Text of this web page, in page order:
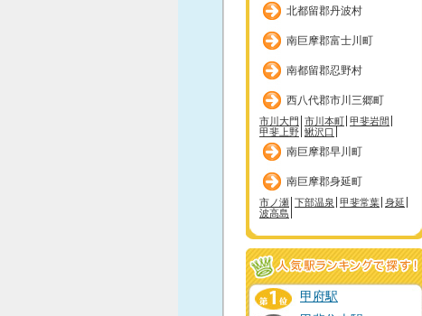
北都留郡丹波村
南巨摩郡富士川町
南都留郡忍野村
西八代郡市川三郷町
市川大門 市川本町 甲斐岩間
甲斐上野 鰍沢口
南巨摩郡早川町
南巨摩郡身延町
市ノ瀬 下部温泉 甲斐常葉 身延
波高島
甲府駅